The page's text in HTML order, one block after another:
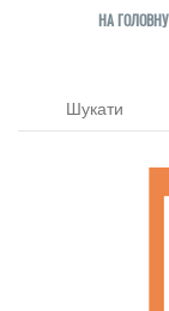
НА ГОЛОВНУ